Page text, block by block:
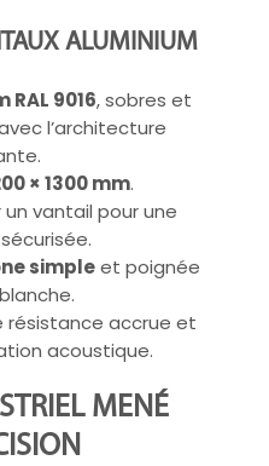
ALUMINIUM
9016, sobres et
l’architecture
× 1300 mm.
un vantail pour une
simpleet poignée
résistance accrue et
acoustique.
MENÉ